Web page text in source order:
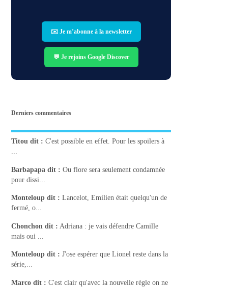
✉️ Je m’abonne à la newsletter
💬 Je rejoins Google Discover
Derniers commentaires
Titou dit : C'est possible en effet. Pour les spoilers à
...
Barbapapa dit : Ou flore sera seulement condamnée
pour dissi...
Monteloup dit : Lancelot, Emilien était quelqu'un de
fermé, o...
Chonchon dit : Adriana : je vais défendre Camille
mais oui ...
Monteloup dit : J'ose espérer que Lionel reste dans la
série,...
Marco dit : C'est clair qu'avec la nouvelle règle on ne